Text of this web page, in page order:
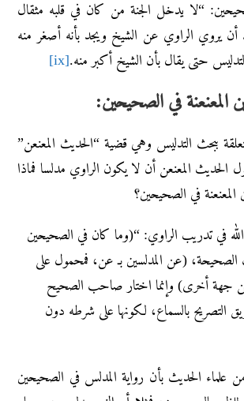
“لا يدخل الجنة من كان في قلبه مثقال
يروي الراوي عن الشيخ ويجد بأنه أصغر منه
حتى يقال بأن الشيخ أكبر منه.[ix]
المعنعنة في الصحيحين:
ببحث التدليس وهي قضية “الحديث المعنعن”
الحديث المعنعن أن لا يكون الراوي مدلسا فماذا
في الصحيحين؟
في تدريب الراوي: “(وما كان في الصحيحين
(عن المدلسين بـ عن، فمحمول على
جهة أخرى) وإنما اختار صاحب الصحيح
التصريح بالسماع، لكونها على شرطه دون
علماء الحديث بأن رواية المدلس في الصحيحين